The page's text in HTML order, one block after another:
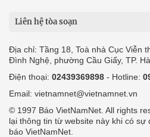
Liên hệ tòa soạn
Địa chỉ: Tầng 18, Toà nhà Cục Viễn
Đình Nghệ, phường Cầu Giấy, TP. Hà
Điện thoại: 02439369898 - Hotline:
Email: vietnamnet@vietnamnet.vn
© 1997 Báo VietNamNet. All rights
lại thông tin từ website này khi có sự
báo VietNamNet.